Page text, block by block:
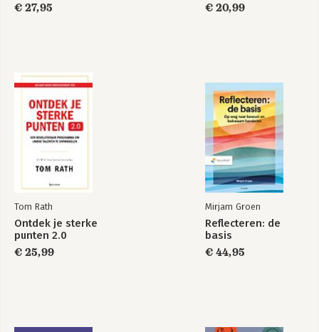
actie. Ze inspireert met verhalen,
€ 27,95
€ 20,99
Tom Rath
Ontdek je sterke
punten 2.0
€ 25,99
Mirjam Groen
Reflecteren: de
basis
€ 44,95